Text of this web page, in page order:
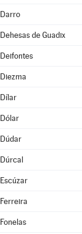
Darro
Dehesas de Guadix
Deifontes
Diezma
Dílar
Dólar
Dúdar
Dúrcal
Escúzar
Ferreira
Fonelas